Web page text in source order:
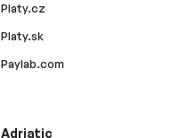
Platy.cz
Platy.sk
Paylab.com
Adriatic